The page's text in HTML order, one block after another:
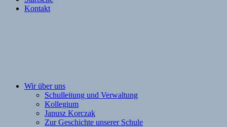
Kontakt
Wir über uns
Schulleitung und Verwaltung
Kollegium
Janusz Korczak
Zur Geschichte unserer Schule